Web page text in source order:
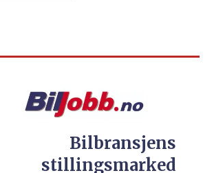
Bilbransjens
stillingsmarked